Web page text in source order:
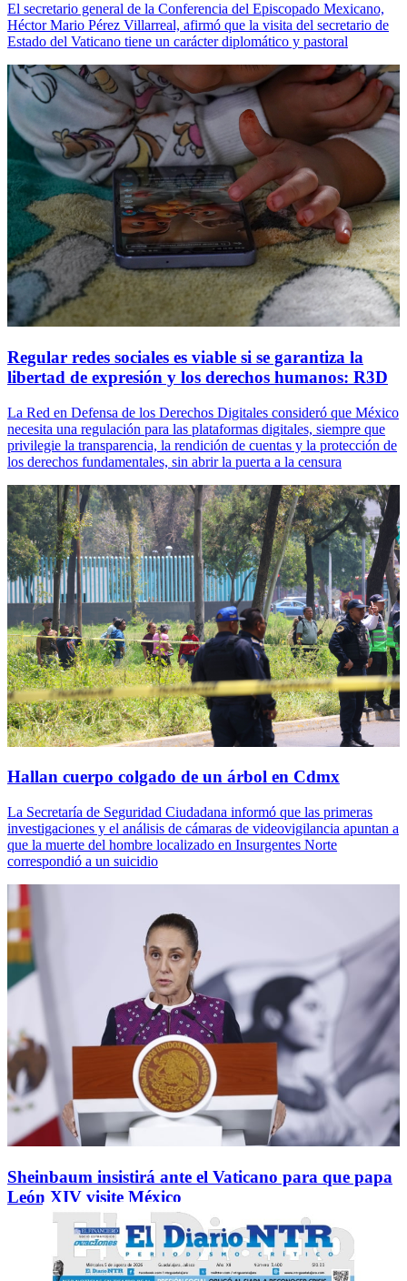
El secretario general de la Conferencia del Episcopado Mexicano,
Héctor Mario Pérez Villarreal, afirmó que la visita del secretario de
Estado del Vaticano tiene un carácter diplomático y pastoral
Regular redes sociales es viable si se garantiza la
libertad de expresión y los derechos humanos: R3D
La Red en Defensa de los Derechos Digitales consideró que México
necesita una regulación para las plataformas digitales, siempre que
privilegie la transparencia, la rendición de cuentas y la protección de
los derechos fundamentales, sin abrir la puerta a la censura
Hallan cuerpo colgado de un árbol en Cdmx
La Secretaría de Seguridad Ciudadana informó que las primeras
investigaciones y el análisis de cámaras de videovigilancia apuntan a
que la muerte del hombre localizado en Insurgentes Norte
correspondió a un suicidio
Sheinbaum insistirá ante el Vaticano para que papa
León XIV visite México